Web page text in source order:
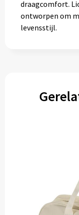
draagcomfort.
ontworpen om
levensstijl.